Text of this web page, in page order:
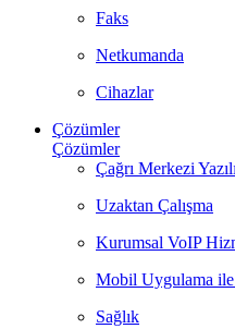
Faks
Netkumanda
Cihazlar
Çözümler
Çözümler
Çağrı Merkezi
Uzaktan Çalışma
Kurumsal VoIP
Mobil Uygulama
Sağlık